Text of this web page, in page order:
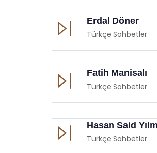
Erdal Döner
Türkçe Sohbetler
Fatih Manisalı
Türkçe Sohbetler
Hasan Said
Türkçe Sohbetler